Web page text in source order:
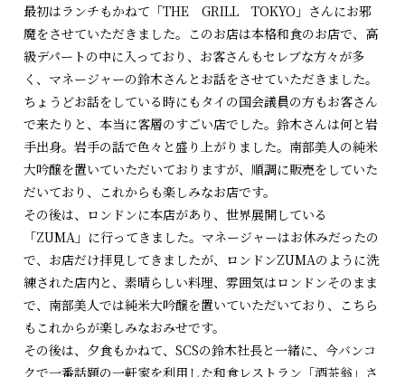
最初はランチもかねて「THE GRILL TOKYO」さんにお邪
魔をさせていただきました。このお店は本格和食のお店で、高
級デパートの中に入っており、お客さんもセレブな方々が多
く、マネージャーの鈴木さんとお話をさせていただきました。
ちょうどお話をしている時にもタイの国会議員の方もお客さん
で来たりと、本当に客層のすごい店でした。鈴木さんは何と岩
手出身。岩手の話で色々と盛り上がりました。南部美人の純米
大吟醸を置いていただいておりますが、順調に販売をしていた
だいており、これからも楽しみなお店です。
その後は、ロンドンに本店があり、世界展開している
「ZUMA」に行ってきました。マネージャーはお休みだったの
で、お店だけ拝見してきましたが、ロンドンZUMAのように洗
練された店内と、素晴らしい料理、雰囲気はロンドンそのまま
で、南部美人では純米大吟醸を置いていただいており、こちら
もこれからが楽しみなおみせです。
その後は、夕食もかねて、SCSの鈴木社長と一緒に、今バンコ
クで一番話題の一軒家を利用した和食レストラン「酒茶翁」さ